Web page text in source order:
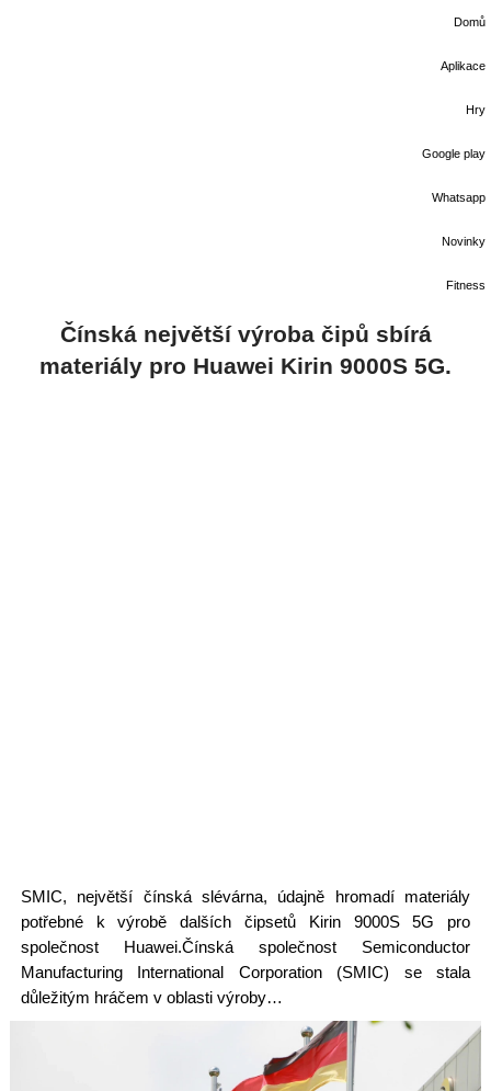
Domů
Aplikace
Hry
Google play
Whatsapp
Novinky
Fitness
Čínská největší výroba čipů sbírá
materiály pro Huawei Kirin 9000S 5G.
SMIC, největší čínská slévárna, údajně hromadí materiály
potřebné k výrobě dalších čipsetů Kirin 9000S 5G pro
společnost Huawei.Čínská společnost Semiconductor
Manufacturing International Corporation (SMIC) se stala
důležitým hráčem v oblasti výroby…